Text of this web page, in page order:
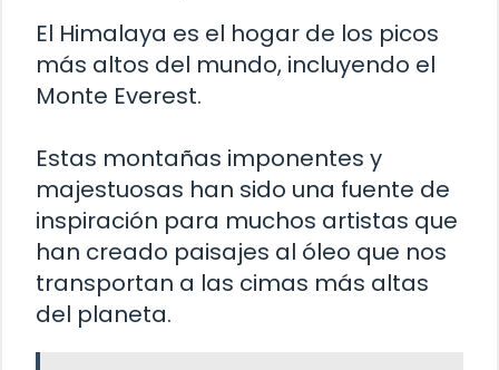
El Himalaya es el hogar de los picos
más altos del mundo, incluyendo el
Monte Everest.
Estas montañas imponentes y
majestuosas han sido una fuente de
inspiración para muchos artistas que
han creado paisajes al óleo que nos
transportan a las cimas más altas
del planeta.